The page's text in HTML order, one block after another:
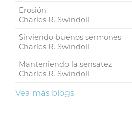
Erosión
Charles R. Swindoll
Sirviendo buenos sermones
Charles R. Swindoll
Manteniendo la sensatez
Charles R. Swindoll
Vea más blogs